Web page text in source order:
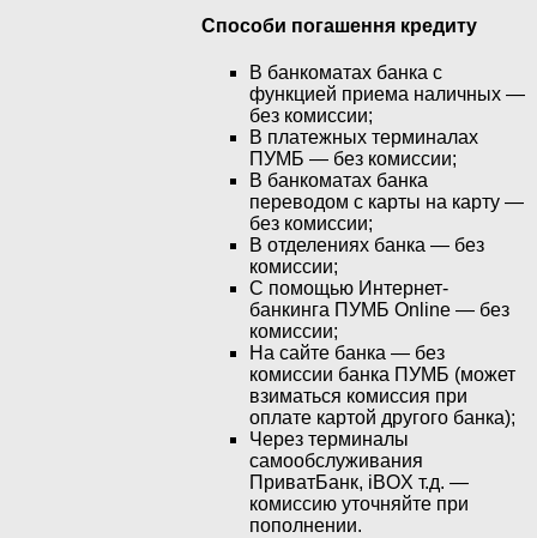
Способи погашення кредиту
В банкоматах банка с
функцией приема наличных —
без комиссии;
В платежных терминалах
ПУМБ — без комиссии;
В банкоматах банка
переводом с карты на карту —
без комиссии;
В отделениях банка — без
комиссии;
С помощью Интернет-
банкинга ПУМБ Online — без
комиссии;
На сайте банка — без
комиссии банка ПУМБ (может
взиматься комиссия при
оплате картой другого банка);
Через терминалы
самообслуживания
ПриватБанк, iBOX т.д. —
комиссию уточняйте при
пополнении.